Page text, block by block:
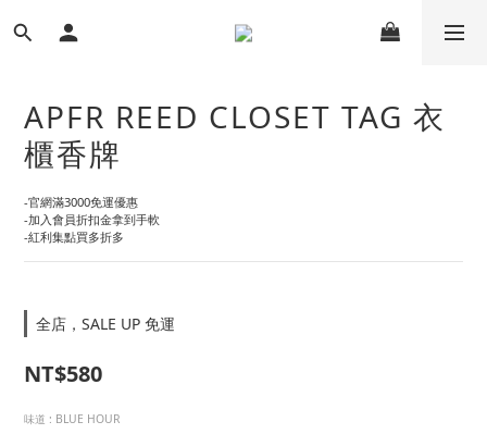
APFR REED CLOSET TAG 衣
櫃香牌
-官網滿3000免運優惠
-加入會員折扣金拿到手軟
-紅利集點買多折多
全店，SALE UP 免運
NT$580
味道 : BLUE HOUR